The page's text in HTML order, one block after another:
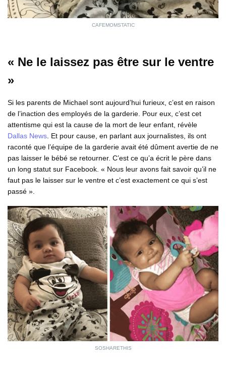
CAFEMOMSTATIC
« Ne le laissez pas être sur le ventre
»
Si les parents de Michael sont aujourd’hui furieux, c’est en raison
de l’inaction des employés de la garderie. Pour eux, c’est cet
attentisme qui est la cause de la mort de leur enfant, révèle
Dallas News . Et pour cause, en parlant aux journalistes, ils ont
raconté que l’équipe de la garderie avait été dûment avertie de ne
pas laisser le bébé se retourner. C’est ce qu’a écrit le père dans
un long statut sur Facebook. « Nous leur avons fait savoir qu’il ne
faut pas le laisser sur le ventre et c’est exactement ce qui s’est
passé ».
SOSHARETHIS